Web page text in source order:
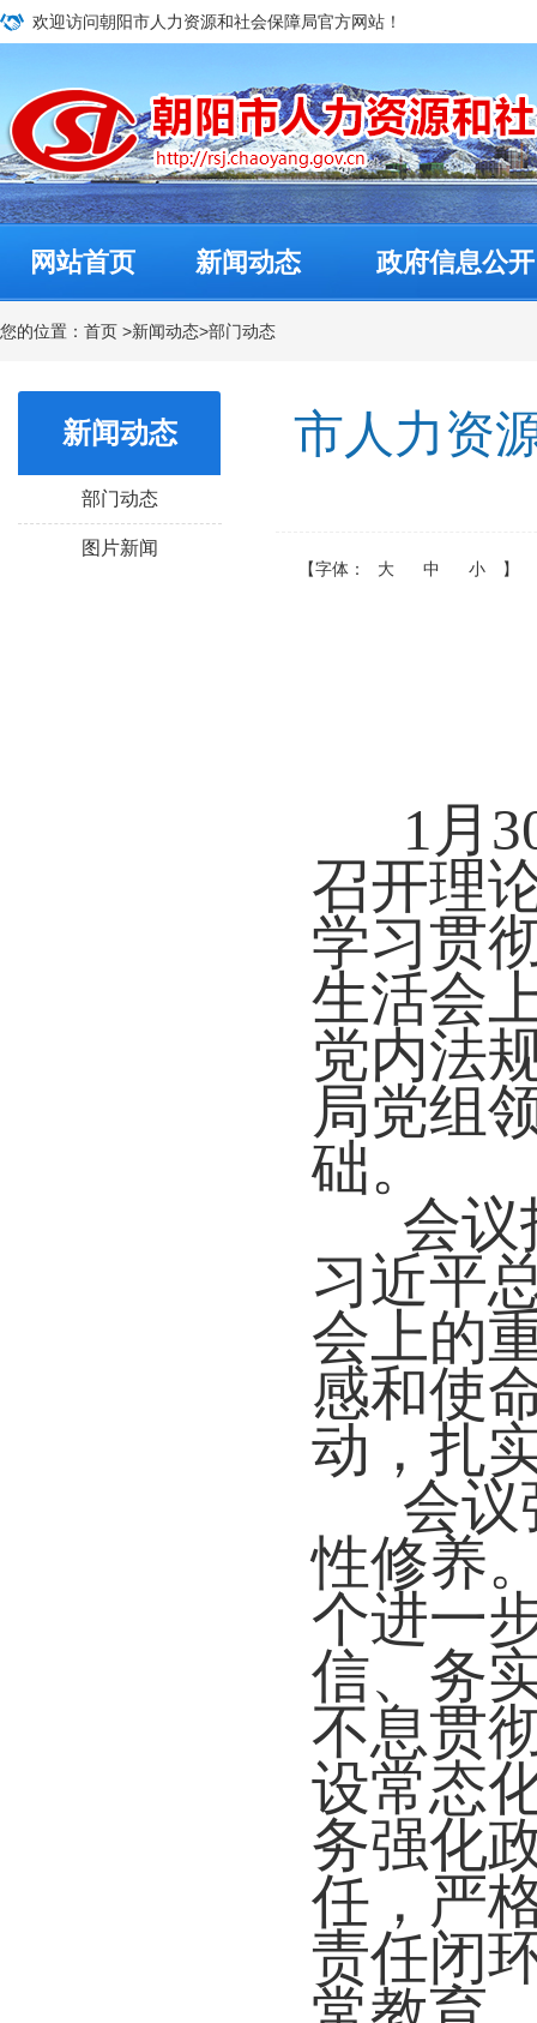
欢迎访问朝阳市人力资源和社会保障局官方网站！
网站首页 新闻动态 政府信息公开
您的位置： 首页 >新闻动态>部门动态
新闻动态
部门动态
图片新闻
市人力资
【字体： 大 中 小 】
1月
召开理
学习贯
生活会
党内法
局党组
础。
会议
习近平
会上的
感和使
动，扎
会议
性修养
个进一
信、务
不息贯
设常态
务强化
任，严
责任闭